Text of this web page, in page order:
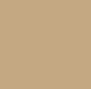
de CBD
votre huile